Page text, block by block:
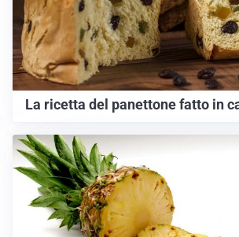
La ricetta del panettone fatto in